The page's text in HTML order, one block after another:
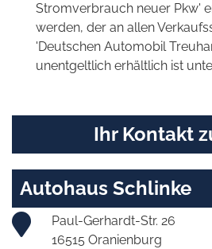
Stromverbrauch neuer Pkw'
werden, der an allen
'Deutschen Automobil
unentgeltlich erhältlich ist
Ihr Kontakt
Autohaus Schlinke
Paul-Gerhardt-Str. 26
16515 Oranienburg